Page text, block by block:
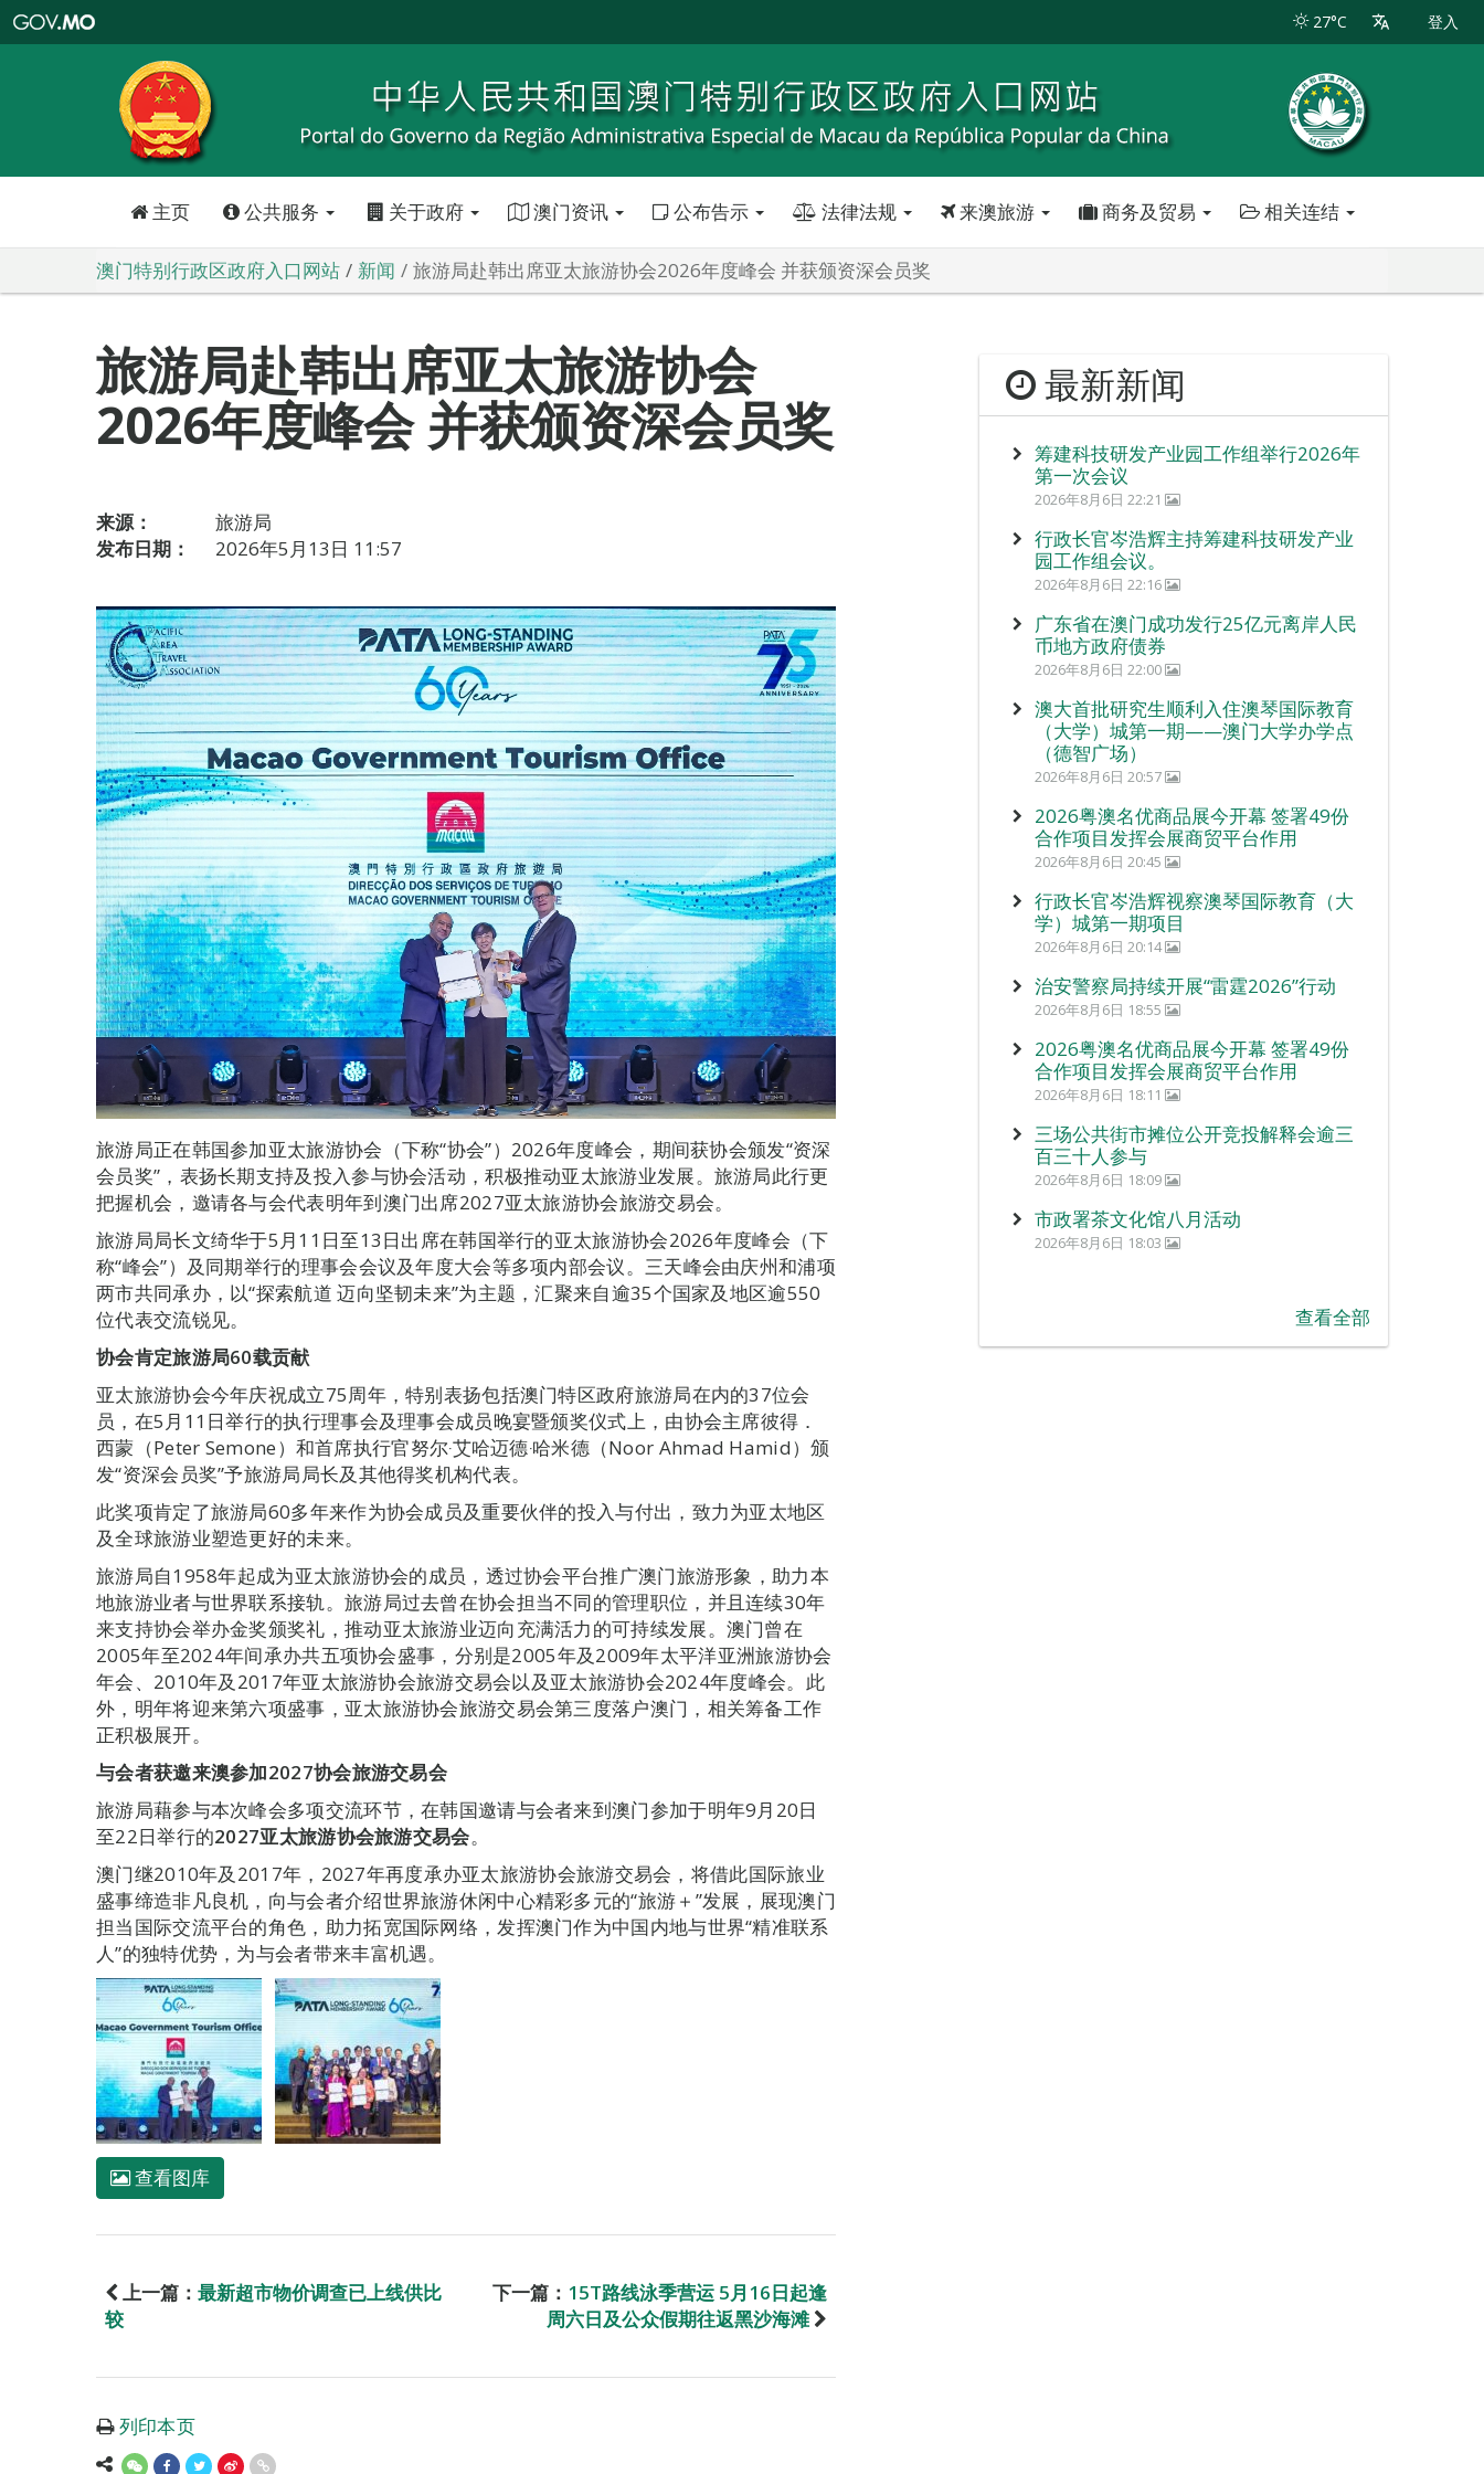
特
政
区
政
口
27°C 登入
主页 公共服务 关于政府 澳门资讯 公布告示 法律法规 来澳旅游 商务及贸易 相关连结
澳门特别行政区政府入口网站 新闻 旅游局赴韩出席亚太旅游协会2026年度峰会 并获颁资深会员奖
旅游局赴韩出席亚太旅游协会
2026年度峰会 并获颁资深会员奖
来源：
旅游局
发布日期：
2026年5月13日 11:57
旅游局正在韩国参加亚太旅游协会（下称“协会”）2026年度峰会，期间获协会颁发“资深
会员奖”，表扬长期支持及投入参与协会活动，积极推动亚太旅游业发展。旅游局此行更
把握机会，邀请各与会代表明年到澳门出席2027亚太旅游协会旅游交易会。
旅游局局长文绮华于5月11日至13日出席在韩国举行的亚太旅游协会2026年度峰会（下
称“峰会”）及同期举行的理事会会议及年度大会等多项内部会议。三天峰会由庆州和浦项
两市共同承办，以“探索航道 迈向坚韧未来”为主题，汇聚来自逾35个国家及地区逾550
位代表交流锐见。
协会肯定旅游局60载贡献
亚太旅游协会今年庆祝成立75周年，特别表扬包括澳门特区政府旅游局在内的37位会
员，在5月11日举行的执行理事会及理事会成员晚宴暨颁奖仪式上，由协会主席彼得．
西蒙（Peter Semone）和首席执行官努尔‧艾哈迈德‧哈米德（Noor Ahmad Hamid）颁
发“资深会员奖”予旅游局局长及其他得奖机构代表。
此奖项肯定了旅游局60多年来作为协会成员及重要伙伴的投入与付出，致力为亚太地区
及全球旅游业塑造更好的未来。
旅游局自1958年起成为亚太旅游协会的成员，透过协会平台推广澳门旅游形象，助力本
地旅游业者与世界联系接轨。旅游局过去曾在协会担当不同的管理职位，并且连续30年
来支持协会举办金奖颁奖礼，推动亚太旅游业迈向充满活力的可持续发展。澳门曾在
2005年至2024年间承办共五项协会盛事，分别是2005年及2009年太平洋亚洲旅游协会
年会、2010年及2017年亚太旅游协会旅游交易会以及亚太旅游协会2024年度峰会。此
外，明年将迎来第六项盛事，亚太旅游协会旅游交易会第三度落户澳门，相关筹备工作
正积极展开。
与会者获邀来澳参加2027协会旅游交易会
旅游局藉参与本次峰会多项交流环节，在韩国邀请与会者来到澳门参加于明年9月20日
至22日举行的2027亚太旅游协会旅游交易会。
澳门继2010年及2017年，2027年再度承办亚太旅游协会旅游交易会，将借此国际旅业
盛事缔造非凡良机，向与会者介绍世界旅游休闲中心精彩多元的“旅游＋”发展，展现澳门
担当国际交流平台的角色，助力拓宽国际网络，发挥澳门作为中国内地与世界“精准联系
人”的独特优势，为与会者带来丰富机遇。
查看图库
上一篇： 最新超市物价调查已上线供比
较
下一篇： 15T路线泳季营运 5月16日起逢
周六日及公众假期往返黑沙海滩
列印本页
最新新闻
筹建科技研发产业园工作组举行2026年
第一次会议
2026年8月6日 22:21
行政长官岑浩辉主持筹建科技研发产业
园工作组会议。
2026年8月6日 22:16
广东省在澳门成功发行25亿元离岸人民
币地方政府债券
2026年8月6日 22:00
澳大首批研究生顺利入住澳琴国际教育
（大学）城第一期——澳门大学办学点
（德智广场）
2026年8月6日 20:57
2026粤澳名优商品展今开幕 签署49份
合作项目发挥会展商贸平台作用
2026年8月6日 20:45
行政长官岑浩辉视察澳琴国际教育（大
学）城第一期项目
2026年8月6日 20:14
治安警察局持续开展“雷霆2026”行动
2026年8月6日 18:55
2026粤澳名优商品展今开幕 签署49份
合作项目发挥会展商贸平台作用
2026年8月6日 18:11
三场公共街市摊位公开竞投解释会逾三
百三十人参与
2026年8月6日 18:09
市政署茶文化馆八月活动
2026年8月6日 18:03
查看全部